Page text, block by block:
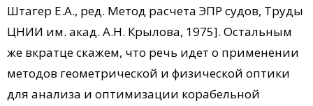
Штагер Е.А., ред. Метод расчета ЭПР судов, Труды
ЦНИИ им. акад. А.Н. Крылова, 1975]. Остальным
же вкратце скажем, что речь идет о применении
методов геометрической и физической оптики
для анализа и оптимизации корабельной